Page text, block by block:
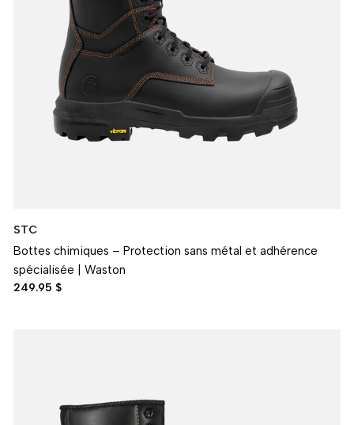
STC
Bottes chimiques – Protection sans métal et adhérence
spécialisée | Waston
249.95 $